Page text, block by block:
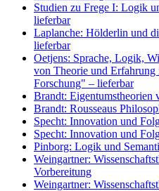
Studien zu Frege I: Logik
lieferbar
Laplanche: Hölderlin und
lieferbar
Oetjens: Sprache, Logik,
von Theorie und
Forschung" – lieferbar
Brandt: Eigentumstheorien
Brandt: Rousseaus
Specht: Innovation und
Specht: Innovation und
Pinborg: Logik und
Weingartner:
Vorbereitung
Weingartner: